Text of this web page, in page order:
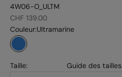
4W06-O_ULTM
Prix de vente
CHF 139.00
Couleur:Ultramarine
Ultramarine
Taille:
Guide des tailles